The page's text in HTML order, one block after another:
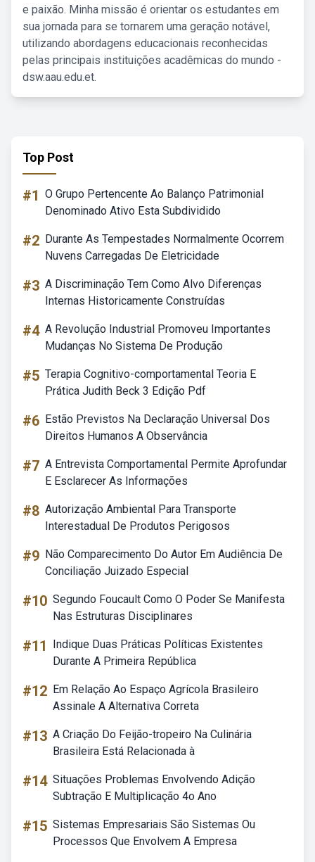
e paixão. Minha missão é orientar os estudantes em
sua jornada para se tornarem uma geração notável,
utilizando abordagens educacionais reconhecidas
pelas principais instituições acadêmicas do mundo -
dsw.aau.edu.et.
Top Post
#1 O Grupo Pertencente Ao Balanço Patrimonial
Denominado Ativo Esta Subdividido
#2 Durante As Tempestades Normalmente Ocorrem
Nuvens Carregadas De Eletricidade
#3 A Discriminação Tem Como Alvo Diferenças
Internas Historicamente Construídas
#4 A Revolução Industrial Promoveu Importantes
Mudanças No Sistema De Produção
#5 Terapia Cognitivo-comportamental Teoria E
Prática Judith Beck 3 Edição Pdf
#6 Estão Previstos Na Declaração Universal Dos
Direitos Humanos A Observância
#7 A Entrevista Comportamental Permite Aprofundar
E Esclarecer As Informações
#8 Autorização Ambiental Para Transporte
Interestadual De Produtos Perigosos
#9 Não Comparecimento Do Autor Em Audiência De
Conciliação Juizado Especial
#10 Segundo Foucault Como O Poder Se Manifesta
Nas Estruturas Disciplinares
#11
Indique Duas Práticas Políticas Existentes
Durante A Primeira República
#12 Em Relação Ao Espaço Agrícola Brasileiro
Assinale A Alternativa Correta
#13 A Criação Do Feijão-tropeiro Na Culinária
Brasileira Está Relacionada à
#14 Situações Problemas Envolvendo Adição
Subtração E Multiplicação 4o Ano
#15 Sistemas Empresariais São Sistemas Ou
Processos Que Envolvem A Empresa